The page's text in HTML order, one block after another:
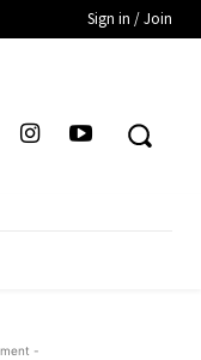
Sign in / Join
-